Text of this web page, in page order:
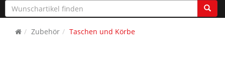
Zubehör Taschen und Körbe